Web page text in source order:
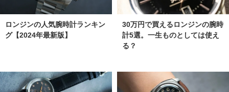
ロンジンの人気腕時計ランキン
グ【2024年最新版】
30万円で買えるロンジンの腕時
計5選。一生ものとしては使え
る？